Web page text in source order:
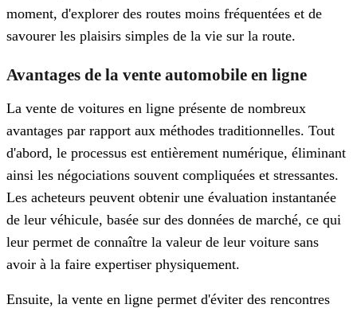
moment, d'explorer des routes moins fréquentées et de
savourer les plaisirs simples de la vie sur la route.
Avantages de la vente automobile en ligne
La vente de voitures en ligne présente de nombreux
avantages par rapport aux méthodes traditionnelles. Tout
d'abord, le processus est entièrement numérique, éliminant
ainsi les négociations souvent compliquées et stressantes.
Les acheteurs peuvent obtenir une évaluation instantanée
de leur véhicule, basée sur des données de marché, ce qui
leur permet de connaître la valeur de leur voiture sans
avoir à la faire expertiser physiquement.
Ensuite, la vente en ligne permet d'éviter des rencontres